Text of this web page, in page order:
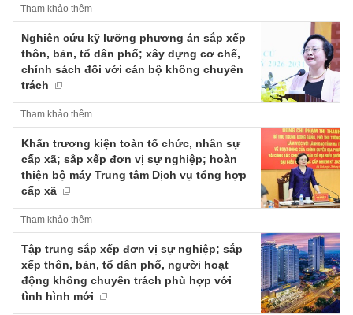
Tham khảo thêm
Nghiên cứu kỹ lưỡng phương án sắp xếp
thôn, bản, tổ dân phố; xây dựng cơ chế,
chính sách đối với cán bộ không chuyên
trách
Tham khảo thêm
Khẩn trương kiện toàn tổ chức, nhân sự
cấp xã; sắp xếp đơn vị sự nghiệp; hoàn
thiện bộ máy Trung tâm Dịch vụ tổng hợp
cấp xã
Tham khảo thêm
Tập trung sắp xếp đơn vị sự nghiệp; sắp
xếp thôn, bản, tổ dân phố, người hoạt
động không chuyên trách phù hợp với
tình hình mới